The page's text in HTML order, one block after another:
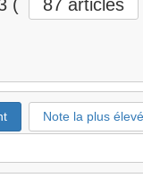
( 87 articles
Note la plus